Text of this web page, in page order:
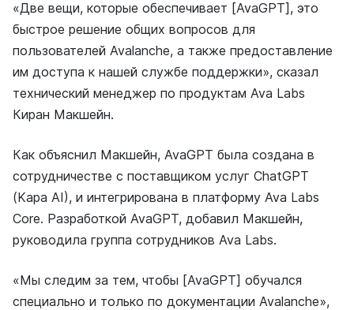
«Две вещи, которые обеспечивает [AvaGPT], это
быстрое решение общих вопросов для
пользователей Avalanche, а также предоставление
им доступа к нашей службе поддержки», сказал
технический менеджер по продуктам Ava Labs
Киран Макшейн.
Как объяснил Макшейн, AvaGPT была создана в
сотрудничестве с поставщиком услуг ChatGPT
(Kapa AI), и интегрирована в платформу Ava Labs
Core. Разработкой AvaGPT, добавил Макшейн,
руководила группа сотрудников Ava Labs.
«Мы следим за тем, чтобы [AvaGPT] обучался
специально и только по документации Avalanche»,